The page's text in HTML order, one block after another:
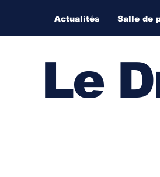
Actualités Salle de
Le